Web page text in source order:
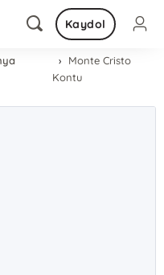
Kaydol
Monte Cristo
Kontu